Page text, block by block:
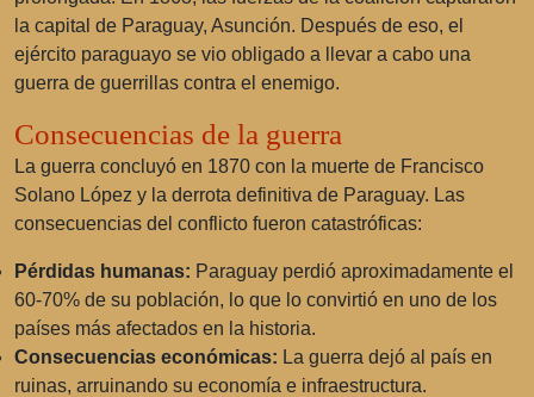
la capital de Paraguay, Asunción. Después de eso, el
ejército paraguayo se vio obligado a llevar a cabo una
guerra de guerrillas contra el enemigo.
Consecuencias de la guerra
La guerra concluyó en 1870 con la muerte de Francisco
Solano López y la derrota definitiva de Paraguay. Las
consecuencias del conflicto fueron catastróficas:
Pérdidas humanas: Paraguay perdió aproximadamente el
60-70% de su población, lo que lo convirtió en uno de los
países más afectados en la historia.
Consecuencias económicas: La guerra dejó al país en
ruinas, arruinando su economía e infraestructura.